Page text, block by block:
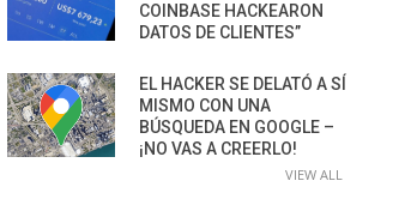
COINBASE HACKEARON
DATOS DE CLIENTES”
EL HACKER SE DELATÓ A SÍ
MISMO CON UNA
BÚSQUEDA EN GOOGLE –
¡NO VAS A CREERLO!
VIEW ALL